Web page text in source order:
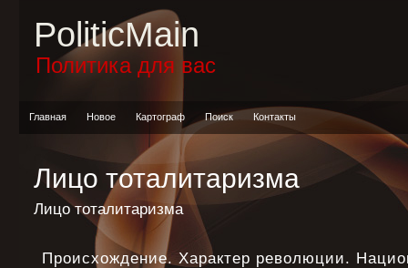
PoliticMain
Политика для вас
Главная Новое Картограф Поиск Контакты
Лицо тоталитаризма
Лицо тоталитаризма
Происхождение. Характер революции.